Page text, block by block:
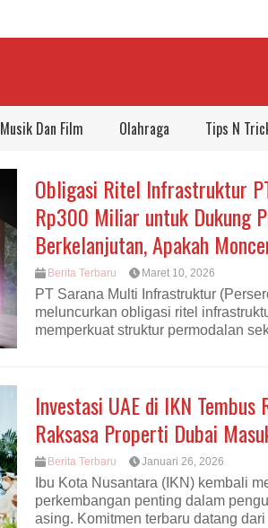
Musik Dan Film Olahraga Tips N
Obligasi Ritel Infrastruktur
Rp300 Miliar untuk Dukung
Berkelanjutan, Apakah
Berita Terbaru Maret 10, 2026
PT Sarana Multi Infrastruktur
meluncurkan obligasi ritel
memperkuat struktur permodalan
Investasi UAE di IKN Tembus
Raksasa Properti Dubai
Berita Terbaru Januari 26, 2026
Ibu Kota Nusantara (IKN) kembali
perkembangan penting dalam
asing. Komitmen terbaru datang